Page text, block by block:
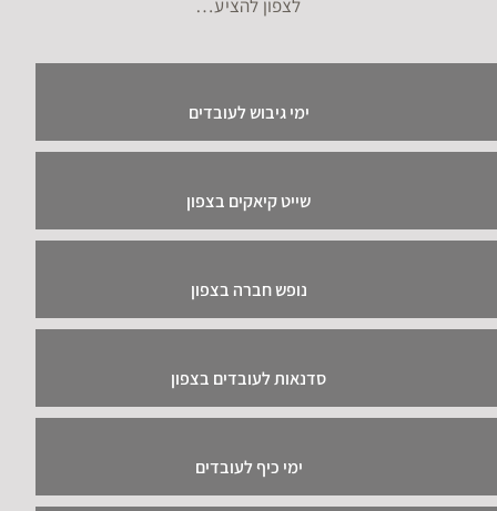
לצפון להציע…
ימי גיבוש לעובדים
שייט קיאקים בצפון
נופש חברה בצפון
סדנאות לעובדים בצפון
ימי כיף לעובדים